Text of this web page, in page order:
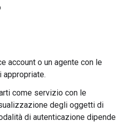
account o un agente con le
come servizio con le
degli oggetti di
di autenticazione dipende